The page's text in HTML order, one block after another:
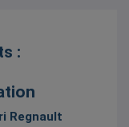
:
Regnault